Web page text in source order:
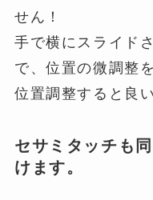
せん！
手で横にスライド
で、位置の微調整
位置調整すると良
セサミタッチも
けます。